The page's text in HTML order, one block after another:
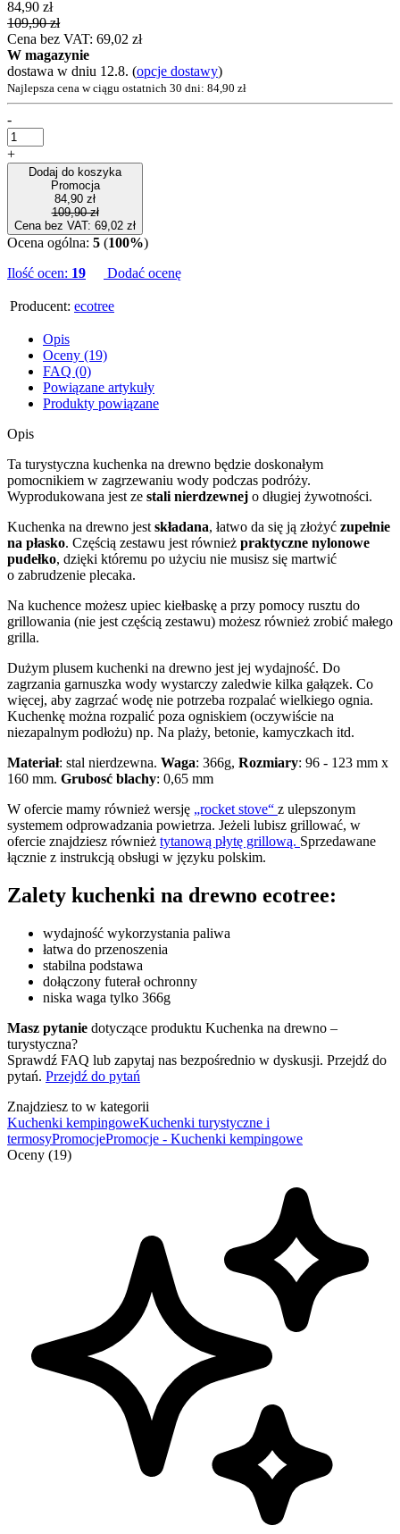
84,90 zł
109,90 zł
Cena bez VAT: 69,02 zł
W magazynie
dostawa w dniu 12.8. (opcje dostawy)
Najlepsza cena w ciągu ostatnich 30 dni: 84,90 zł
-
+
Dodaj do koszyka
Promocja
84,90 zł
109,90 zł
Cena bez VAT: 69,02 zł
Ocena ogólna: 5 (100%)
Ilość ocen: 19 Dodać ocenę
Producent: ecotree
Opis
Oceny (19)
FAQ (0)
Powiązane artykuły
Produkty powiązane
Opis
Ta turystyczna kuchenka na drewno będzie doskonałym
pomocnikiem w zagrzewaniu wody podczas podróży.
Wyprodukowana jest ze stali nierdzewnej o długiej żywotności.
Kuchenka na drewno jest składana, łatwo da się ją złożyć zupełnie
na płasko. Częścią zestawu jest również praktyczne nylonowe
pudełko, dzięki któremu po użyciu nie musisz się martwić
o zabrudzenie plecaka.
Na kuchence możesz upiec kiełbaskę a przy pomocy rusztu do
grillowania (nie jest częścią zestawu) możesz również zrobić małego
grilla.
Dużym plusem kuchenki na drewno jest jej wydajność. Do
zagrzania garnuszka wody wystarczy zaledwie kilka gałązek. Co
więcej, aby zagrzać wodę nie potrzeba rozpalać wielkiego ognia.
Kuchenkę można rozpalić poza ogniskiem (oczywiście na
niezapalnym podłożu) np. Na plaży, betonie, kamyczkach itd.
Materiał: stal nierdzewna. Waga: 366g, Rozmiary: 96 - 123 mm x
160 mm. Grubosć blachy: 0,65 mm
W ofercie mamy również wersję „rocket stove“ z ulepszonym
systemem odprowadzania powietrza. Jeżeli lubisz grillować, w
ofercie znajdziesz również tytanową płytę grillową. Sprzedawane
łącznie z instrukcją obsługi w języku polskim.
Zalety kuchenki na drewno ecotree:
wydajność wykorzystania paliwa
łatwa do przenoszenia
stabilna podstawa
dołączony futerał ochronny
niska waga tylko 366g
Masz pytanie dotyczące produktu Kuchenka na drewno –
turystyczna?
Sprawdź FAQ lub zapytaj nas bezpośrednio w dyskusji. Przejdź do
pytań. Przejdź do pytań
Znajdziesz to w kategorii
Kuchenki kempingoweKuchenki turystyczne i
termosyPromocjePromocje - Kuchenki kempingowe
Oceny (19)